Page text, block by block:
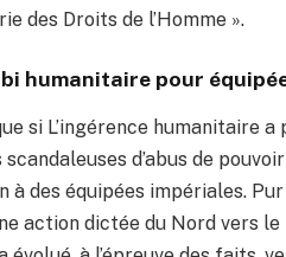
des Droits de l’Homme ».
humanitaire pour
si L’ingérence humanitaire a
d’abus de
à des équipées impériales.
action dictée du Nord vers le